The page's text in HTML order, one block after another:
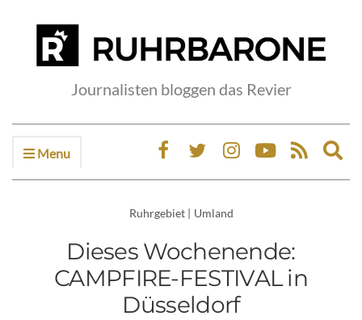
Journalisten bloggen das Revier
Menu
Ruhrgebiet | Umland
Dieses Wochenende:
CAMPFIRE-FESTIVAL in
Düsseldorf